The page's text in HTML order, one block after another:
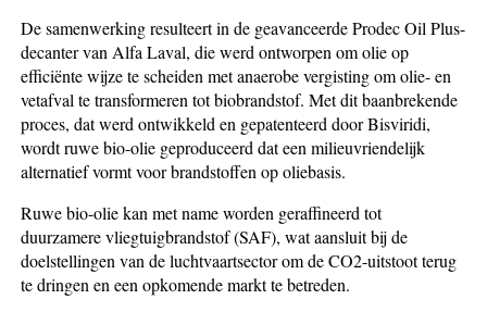
De samenwerking resulteert in de geavanceerde Prodec Oil Plus-
decanter van Alfa Laval, die werd ontworpen om olie op
efficiënte wijze te scheiden met anaerobe vergisting om olie- en
vetafval te transformeren tot biobrandstof. Met dit baanbrekende
proces, dat werd ontwikkeld en gepatenteerd door Bisviridi,
wordt ruwe bio-olie geproduceerd dat een milieuvriendelijk
alternatief vormt voor brandstoffen op oliebasis.
Ruwe bio-olie kan met name worden geraffineerd tot
duurzamere vliegtuigbrandstof (SAF), wat aansluit bij de
doelstellingen van de luchtvaartsector om de CO2-uitstoot terug
te dringen en een opkomende markt te betreden.